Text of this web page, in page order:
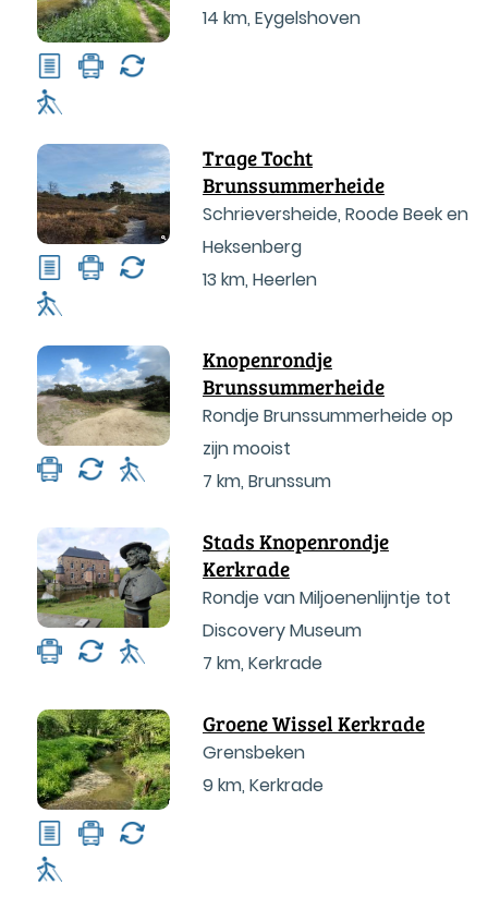
14 km, Eygelshoven
Trage Tocht
Brunssummerheide
Schrieversheide, Roode Beek en
Heksenberg
13 km, Heerlen
Knopenrondje
Brunssummerheide
Rondje Brunssummerheide op
zijn mooist
7 km, Brunssum
Stads Knopenrondje
Kerkrade
Rondje van Miljoenenlijntje tot
Discovery Museum
7 km, Kerkrade
Groene Wissel Kerkrade
Grensbeken
9 km, Kerkrade